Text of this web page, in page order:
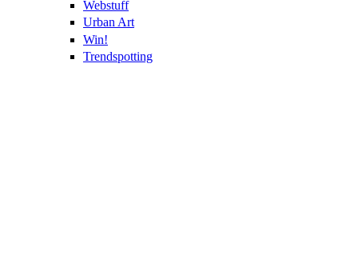
Webstuff
Urban Art
Win!
Trendspotting